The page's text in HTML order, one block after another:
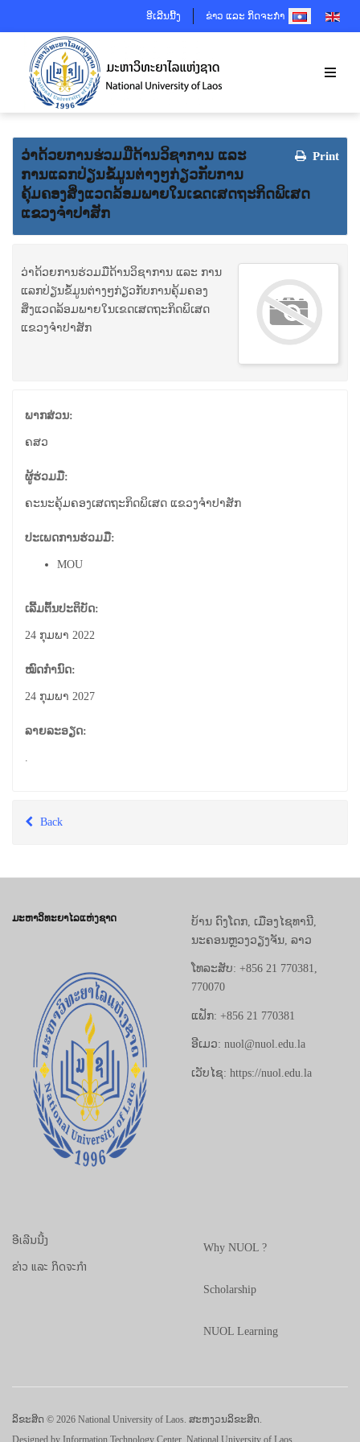
ອີເລີນນີ້ງ ຂ່າວ ແລະ ກິດຈະກຳSELECT YOUR
Print
ວ່າດ້ວຍການຮ່ວມມືດ້ານວິຊາການ ແລະ
ການແລກປ່ຽນຂໍ້ມູນຕ່າງໆກ່ຽວກັບການ
ຄຸ້ມຄອງສິ່ງແວດລ້ອມພາຍໃນເຂດເສດຖະກິດພິເສດ
ແຂວງຈຳປາສັກ
ວ່າດ້ວຍການຮ່ວມມືດ້ານວິຊາການ ແລະ ການ
ແລກປ່ຽນຂໍ້ມູນຕ່າງໆກ່ຽວກັບການຄຸ້ມຄອງ
ສິ່ງແວດລ້ອມພາຍໃນເຂດເສດຖະກິດພິເສດ
ແຂວງຈຳປາສັກ
ພາກສ່ວນ:
ຄສວ
ຜູ້ຮ່ວມມື:
ຄະນະຄຸ້ມຄອງເສດຖະກິດພິເສດ ແຂວງຈຳປາສັກ
ປະເພດການຮ່ວມມື:
MOU
ເລີ້ມຕົ້ນປະຕິບັດ:
24 ກຸມພາ 2022
ໝົດກຳນົດ:
24 ກຸມພາ 2027
ລາຍລະອຽດ:
.
Back
ມະຫາວິທະຍາໄລແຫ່ງຊາດ
ບ້ານ ດົງໂດກ, ເມືອງໄຊທານີ,
ນະຄອນຫຼວງວຽງຈັນ, ລາວ
ໂທລະສັບ: +856 21 770381,
770070
ແຟັກ: +856 21 770381
ອີເມວ: nuol@nuol.edu.la
ເວັບໄຊ: https://nuol.edu.la
ອີເລີນນີ້ງ
ຂ່າວ ແລະ ກິດຈະກຳ
Why NUOL ?
Scholarship
NUOL Learning
ລິຂະສິດ © 2026 National University of Laos. ສະຫງວນລິຂະສິດ.
Designed by Information Technology Center, National University of Laos